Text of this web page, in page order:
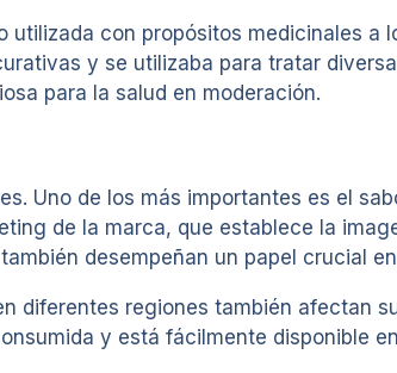
con propósitos medicinales a
y se utilizaba para tratar
para la salud en moderación.
Uno de los más importantes es el
de la marca, que establece la
desempeñan un papel crucial
diferentes regiones también afectan
y está fácilmente disponible